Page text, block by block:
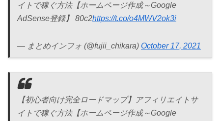
イトで稼ぐ方法【ホームページ作成～Google
AdSense登録】 80c2https://t.co/o4MWV2ok3i
— まとめインフォ (@fujii_chikara) October 17, 2021
【初心者向け完全ロードマップ】アフィリエイトサ
イトで稼ぐ方法【ホームページ作成～Google